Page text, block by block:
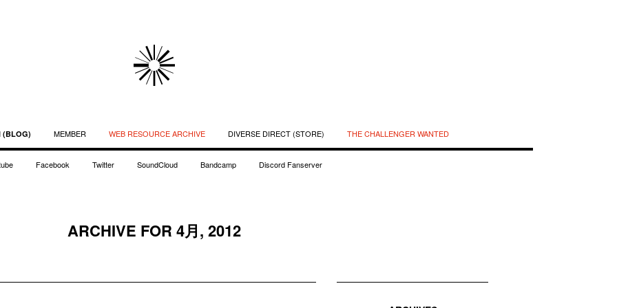
(BLOG) MEMBER WEB RESOURCE ARCHIVE DIVERSE DIRECT (STORE) THE CHALLENGER WANTED
Facebook Twitter SoundCloud Bandcamp Discord Fanserver
ARCHIVE FOR 4月, 2012